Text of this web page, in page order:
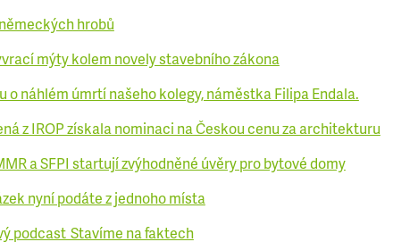
hrobů
mýty kolem novely stavebního zákona
náhlém úmrtí našeho kolegy, náměstka Filipa Endala.
z IROP získala nominaci na Českou cenu za architekturu
a SFPI startují zvýhodněné úvěry pro bytové domy
nyní podáte z jednoho místa
podcast Stavíme na faktech